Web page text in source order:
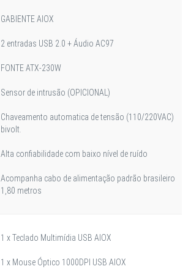
GABIENTE AIOX
2 entradas USB 2.0 + Áudio AC97
FONTE ATX-230W
Sensor de intrusão (OPICIONAL)
Chaveamento automatica de tensão (110/220VAC)
bivolt.
Alta confiabilidade com baixo nível de ruído
Acompanha cabo de alimentação padrão brasileiro
1,80 metros
1 x Teclado Multimídia USB AIOX
1 x Mouse Óptico 1000DPI USB AIOX